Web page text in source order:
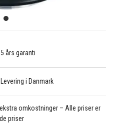
års garanti
i Danmark
omkostninger – Alle priser er
priser